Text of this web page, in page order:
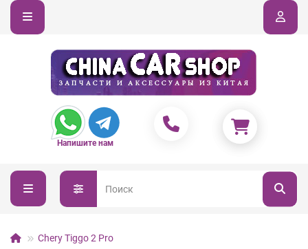
Напишите нам
Chery Tiggo 2 Pro